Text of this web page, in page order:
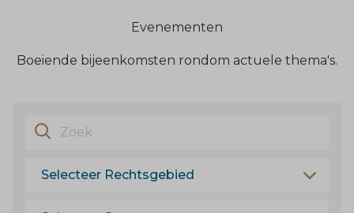
Evenementen
Boeiende bijeenkomsten rondom actuele thema's.